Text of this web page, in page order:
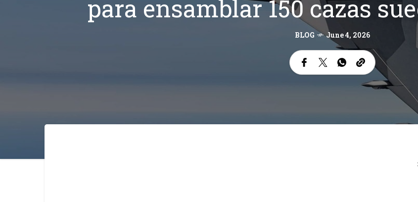
para ensamblar 150 cazas
BLOG June 4, 2026